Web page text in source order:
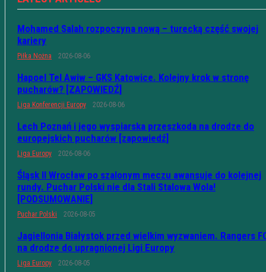
Mohamed Salah rozpoczyna nową – turecką część swojej
kariery
Piłka Nożna 2026-08-06
Hapoel Tel Awiw – GKS Katowice. Kolejny krok w stronę
pucharów? [ZAPOWIEDŹ]
Liga Konferencji Europy 2026-08-06
Lech Poznań i jego wyspiarska przeszkoda na drodze do
europejskich pucharów [zapowiedź]
Liga Europy 2026-08-06
Śląsk II Wrocław po szalonym meczu awansuje do kolejnej
rundy. Puchar Polski nie dla Stali Stalowa Wola!
[PODSUMOWANIE]
Puchar Polski 2026-08-05
Jagiellonia Białystok przed wielkim wyzwaniem. Rangers
na drodze do upragnionej Ligi Europy
Liga Europy 2026-08-05